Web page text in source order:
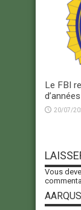
Le FBI
20/07/
Vous
AARQUS